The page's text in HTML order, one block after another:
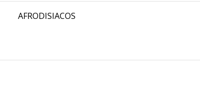
AFRODISIACOS